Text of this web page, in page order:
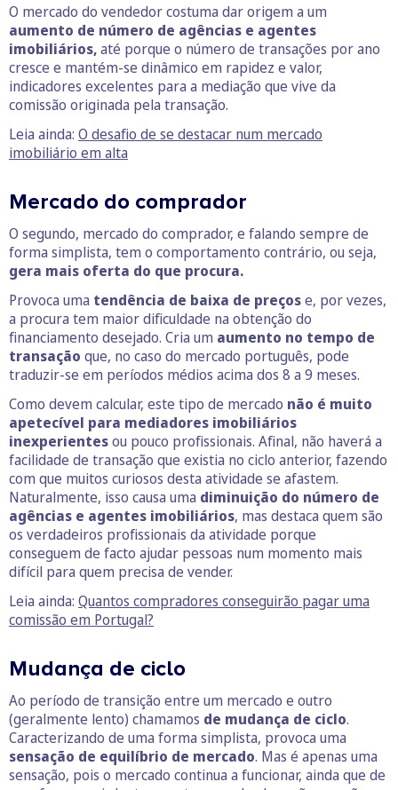
O mercado do vendedor costuma dar origem a um
aumento de número de agências e agentes
imobiliários,até porque o número de transações por ano
cresce e mantém-se dinâmico em rapidez e valor,
indicadores excelentes para a mediação que vive da
comissão originada pela transação.
Leia ainda: O desafio de se destacar num mercado
imobiliário em alta
Mercado do comprador
O segundo, mercado do comprador, e falando sempre de
forma simplista, tem o comportamento contrário, ou seja,
gera mais oferta do que procura.
Provoca uma tendência de baixa de preçose, por vezes,
a procura tem maior dificuldade na obtenção do
financiamento desejado. Cria um aumento no tempo de
transação que, no caso do mercado português, pode
traduzir-se em períodos médios acima dos 8 a 9 meses.
Como devem calcular, este tipo de mercado não é muito
apetecível para mediadores imobiliários
inexperientesou pouco profissionais. Afinal, não haverá a
facilidade de transação que existia no ciclo anterior, fazendo
com que muitos curiosos desta atividade se afastem.
Naturalmente, isso causa uma diminuição do número de
agências e agentes imobiliários, mas destaca quem são
os verdadeiros profissionais da atividade porque
conseguem de facto ajudar pessoas num momento mais
difícil para quem precisa de vender.
Leia ainda: Quantos compradores conseguirão pagar uma
comissão em Portugal?
Mudança de ciclo
Ao período de transição entre um mercado e outro
(geralmente lento) chamamos de mudança de ciclo.
Caracterizando de uma forma simplista, provoca uma
sensação de equilíbrio de mercado. Mas é apenas uma
sensação, pois o mercado continua a funcionar, ainda que de